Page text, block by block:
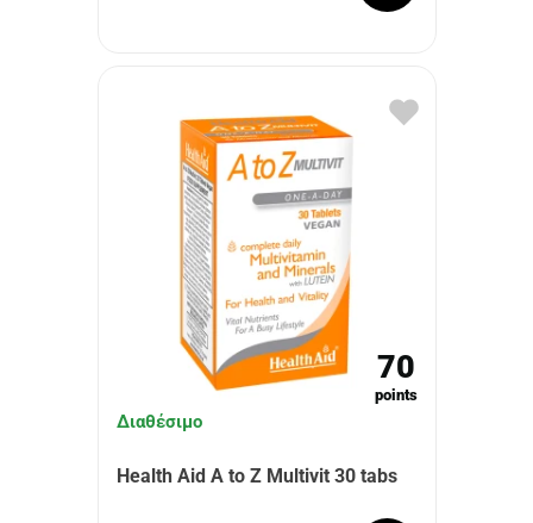
70
points
Διαθέσιμο
Health Aid A to Z Multivit 30 tabs